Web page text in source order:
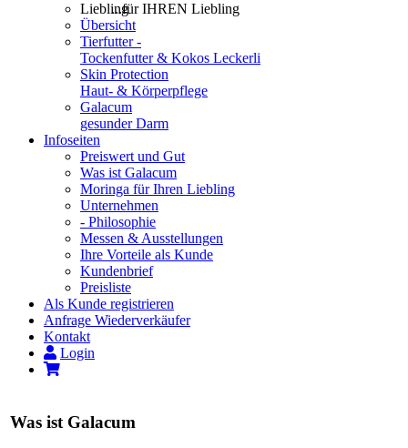
...für IHREN Liebling
Übersicht
Tierfutter -
Tockenfutter & Kokos Leckerli
Skin Protection
Haut- & Körperpflege
Galacum
gesunder Darm
Infoseiten
Preiswert und Gut
Was ist Galacum
Moringa für Ihren Liebling
Unternehmen
- Philosophie
Messen & Ausstellungen
Ihre Vorteile als Kunde
Kundenbrief
Preisliste
Als Kunde registrieren
Anfrage Wiederverkäufer
Kontakt
Login
Was ist Galacum